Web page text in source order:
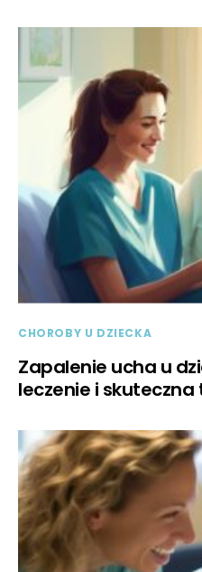
CHOROBY U DZIECKA
Zapalenie ucha u
leczenie i